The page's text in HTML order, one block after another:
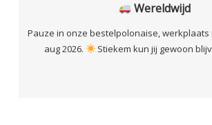
Wereldwijd
Pauze in onze bestelpolonaise, werkplaats
aug 2026.
Stiekem kun jij gewoon